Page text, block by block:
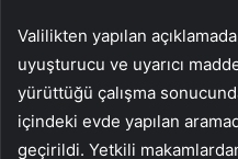
Valilikten yapılan
uyuşturucu ve uyarıcı
yürüttüğü çalışma
içindeki evde yapılan
geçirildi. Yetkili